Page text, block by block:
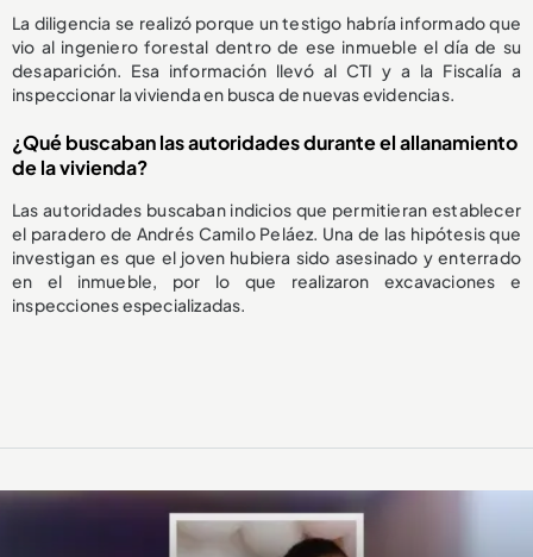
La diligencia se realizó porque un testigo habría informado que
vio al ingeniero forestal dentro de ese inmueble el día de su
desaparición. Esa información llevó al CTI y a la Fiscalía a
inspeccionar la vivienda en busca de nuevas evidencias.
¿Qué buscaban las autoridades durante el allanamiento
de la vivienda?
Las autoridades buscaban indicios que permitieran establecer
el paradero de Andrés Camilo Peláez. Una de las hipótesis que
investigan es que el joven hubiera sido asesinado y enterrado
en el inmueble, por lo que realizaron excavaciones e
inspecciones especializadas.